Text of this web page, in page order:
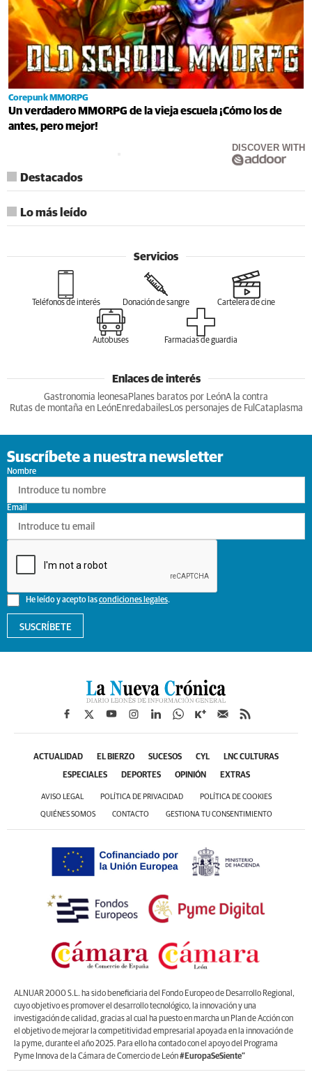
Corepunk MMORPG
Un verdadero MMORPG de la vieja escuela ¡Cómo los de
antes, pero mejor!
DISCOVER WITH
Destacados
Lo más leído
Servicios
Teléfonos de interés Donación de sangre Cartelera de cine
Autobuses Farmacias de guardia
Enlaces de interés
Gastronomia leonesa Planes baratos por LeónA la contra
Rutas de montaña en LeónEnredabailesLos personajes de Ful Cataplasma
Suscríbete a nuestra newsletter
Nombre
He leído y acepto lascondiciones legales.
Email
SUSCRÍBETE
ACTUALIDAD EL BIERZO SUCESOS CYL LNC CULTURAS
ESPECIALES DEPORTES OPINIÓN EXTRAS
AVISO LEGAL POLÍTICA DE PRIVACIDAD POLÍTICA DE COOKIES
QUIÉNES SOMOS CONTACTO GESTIONA TU CONSENTIMIENTO
ALNUAR 2000 S.L. ha sido beneficiaria del Fondo Europeo de Desarrollo Regional,
cuyo objetivo es promover el desarrollo tecnológico, la innovación y una
investigación de calidad, gracias al cual ha puesto en marcha un Plan de Acción con
el objetivo de mejorar la competitividad empresarial apoyada en la innovación de
la pyme, durante el año 2025. Para ello ha contado con el apoyo del Programa
Pyme Innova de la Cámara de Comercio de León#EuropaSeSiente”